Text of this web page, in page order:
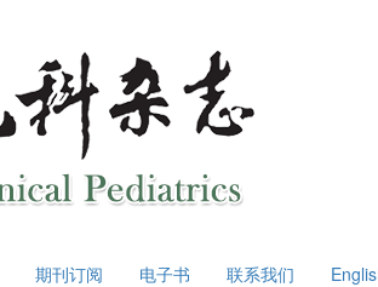
期刊订阅 电子书 联系我们